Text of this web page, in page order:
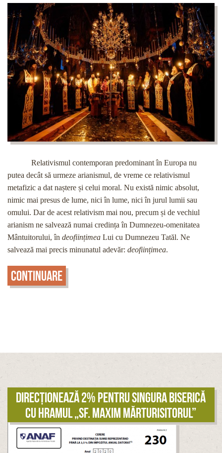
Relativismul contemporan predominant în Europa nu
putea decât să urmeze arianismul, de vreme ce relativismul
metafizic a dat naștere și celui moral. Nu există nimic absolut,
nimic mai presus de lume, nici în lume, nici în jurul lumii sau
omului. Dar de acest relativism mai nou, precum și de vechiul
arianism ne salvează numai credința în Dumnezeu-omenitatea
Mântuitorului, în deoființimea Lui cu Dumnezeu Tatăl. Ne
salvează mai precis minunatul adevăr: deoființimea.
Continuare
Direcționează 2% pentru singura biserică
cu hramul „Sf. Maxim Mărturisitorul”